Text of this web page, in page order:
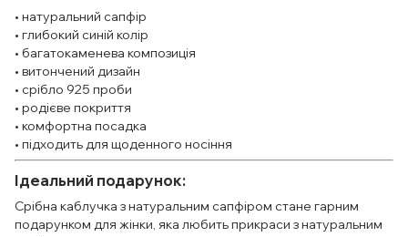
• натуральний сапфір
• глибокий синій колір
• багатокаменева композиція
• витончений дизайн
• срібло 925 проби
• родієве покриття
• комфортна посадка
• підходить для щоденного носіння
Ідеальний подарунок:
Срібна каблучка з натуральним сапфіром стане гарним
подарунком для жінки, яка любить прикраси з натуральним